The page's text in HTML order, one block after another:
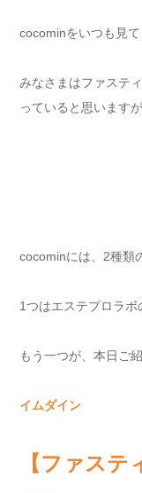
cocominをいつも見
みなさまはファステ
っていると思います
cocominには、2種類
1つはエステプロラボ
もう一つが、本日ご
イムダイン
【ファス